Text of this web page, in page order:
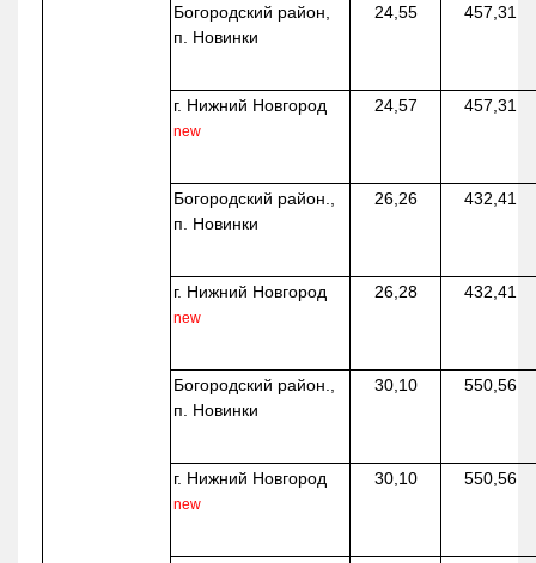
Богородский район,
п. Новинки
24,55 457,31
г. Нижний Новгород
new
24,57 457,31
Богородский район.,
п. Новинки
26,26 432,41
г. Нижний Новгород
new
26,28 432,41
Богородский район.,
п. Новинки
30,10 550,56
г. Нижний Новгород
new
30,10 550,56